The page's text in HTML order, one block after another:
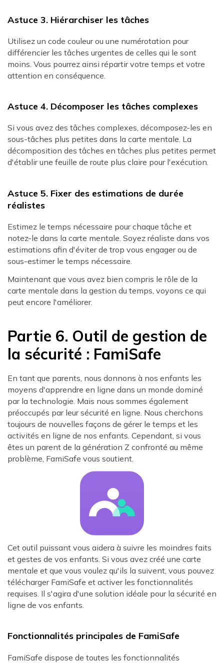
Astuce 3. Hiérarchiser les tâches
Utilisez un code couleur ou une numérotation pour
différencier les tâches urgentes de celles qui le sont
moins. Vous pourrez ainsi répartir votre temps et votre
attention en conséquence.
Astuce 4. Décomposer les tâches complexes
Si vous avez des tâches complexes, décomposez-les en
sous-tâches plus petites dans la carte mentale. La
décomposition des tâches en tâches plus petites permet
d'établir une feuille de route plus claire pour l'exécution.
Astuce 5. Fixer des estimations de durée
réalistes
Estimez le temps nécessaire pour chaque tâche et
notez-le dans la carte mentale. Soyez réaliste dans vos
estimations afin d'éviter de trop vous engager ou de
sous-estimer le temps nécessaire.
Maintenant que vous avez bien compris le rôle de la
carte mentale dans la gestion du temps, voyons ce qui
peut encore l'améliorer.
Partie 6. Outil de gestion de
la sécurité : FamiSafe
En tant que parents, nous donnons à nos enfants les
moyens d'apprendre en ligne dans un monde dominé
par la technologie. Mais nous sommes également
préoccupés par leur sécurité en ligne. Nous cherchons
toujours de nouvelles façons de gérer le temps et les
activités en ligne de nos enfants. Cependant, si vous
êtes un parent de la génération Z confronté au même
problème, FamiSafe vous soutient.
Cet outil puissant vous aidera à suivre les moindres faits
et gestes de vos enfants. Si vous avez créé une carte
mentale et que vous voulez qu'ils la suivent, vous pouvez
télécharger FamiSafe et activer les fonctionnalités
requises. Il s'agira d'une solution idéale pour la sécurité en
ligne de vos enfants.
Fonctionnalités principales de FamiSafe
FamiSafe dispose de toutes les fonctionnalités